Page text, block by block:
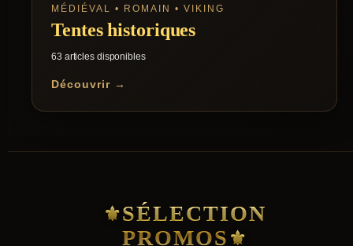
MÉDIÉVAL • ROMAIN • VIKING
Tentes historiques
63 articles disponibles
Découvrir →
SÉLECTION
PROMOS